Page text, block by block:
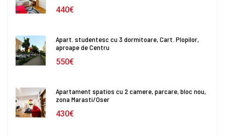
440€
Apart. studentesc cu 3 dormitoare, Cart. Plopilor,
aproape de Centru
550€
Apartament spatios cu 2 camere, parcare, bloc nou,
zona Marasti/Oser
430€